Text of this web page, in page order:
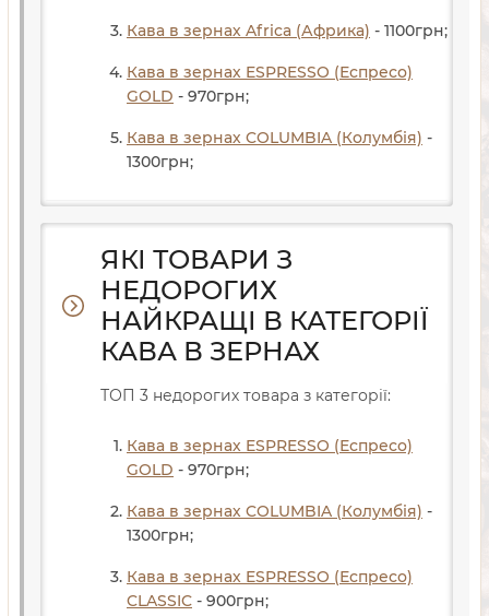
Кава в зернах Africa (Африка) - 1100грн;
Кава в зернах ESPRESSO (Еспресо)
GOLD - 970грн;
Кава в зернах COLUMBIA (Колумбія) -
1300грн;
ЯКІ ТОВАРИ З
НЕДОРОГИХ
НАЙКРАЩІ В КАТЕГОРІЇ
КАВА В ЗЕРНАХ
ТОП 3 недорогих товара з категорії:
Кава в зернах ESPRESSO (Еспресо)
GOLD - 970грн;
Кава в зернах COLUMBIA (Колумбія) -
1300грн;
Кава в зернах ESPRESSO (Еспресо)
CLASSIC - 900грн;